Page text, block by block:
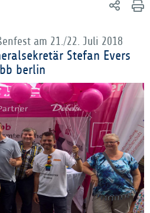
am 21./22. Juli 2018
Stefan Evers
berlin